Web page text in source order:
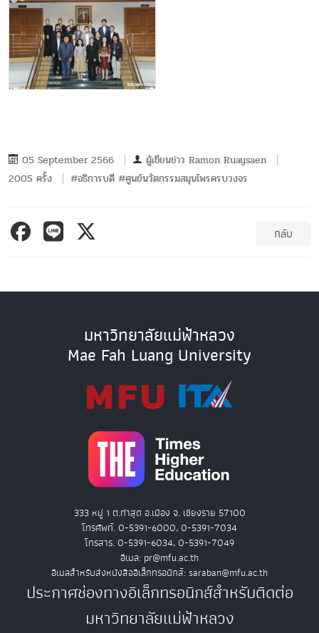
05 September 2566 ผู้เขียนข่าว Ramon Ruaysaen
2005 ครั้ง
#อธิการบดี #ศูนย์นวัตกรรมสมุนไพรครบวงจร
กลับ
มหาวิทยาลัยแม่ฟ้าหลวง
Mae Fah Luang University
333 หมู่ 1 ต.ท่าสุด อ.เมือง จ. เชียงราย 57100
โทรศัพท์. 0-5391-6000, 0-5391-7034
โทรสาร. 0-5391-6034, 0-5391-7049
อีเมล: pr@mfu.ac.th
อีเมลสำหรับส่งหนังสืออิเล็กทรอนิกส์: saraban@mfu.ac.th
ประกาศช่องทางอิเล็กทรอนิกส์สำหรับติดต่อ
มหาวิทยาลัยแม่ฟ้าหลวง